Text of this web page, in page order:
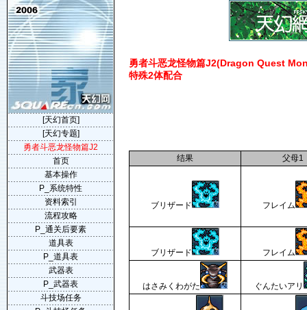
勇者斗恶龙怪物篇J2(Dragon Quest
特殊2体配合
结果 父母1
ブリザード フレイム
ブリザード フレイム
はさみくわがた ぐんたいアリ
[天幻首页]
[天幻专题]
勇者斗恶龙怪物篇J2
首页
基本操作
P_系统特性
资料索引
流程攻略
P_通关后要素
道具表
P_道具表
武器表
P_武器表
斗技场任务